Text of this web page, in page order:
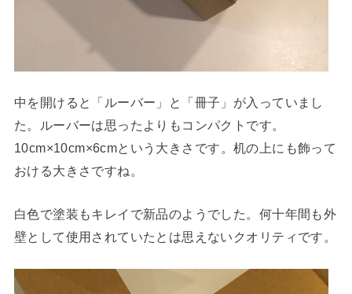
中を開けると「ルーバー」と「冊子」が入っていまし
た。ルーバーは思ったよりもコンパクトです。
10cm×10cm×6cmという大きさです。机の上にも飾って
おける大きさですね。
白色で塗装もキレイで新品のようでした。何十年間も外
壁として使用されていたとは思えないクオリティです。